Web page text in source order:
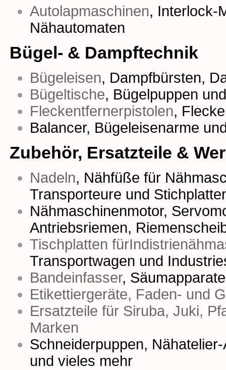
Autolapmaschinen, Interlock-
Nähautomaten
Bügel- & Dampftechnik
Bügeleisen, Dampfbürsten,
Bügeltische, Bügelpuppen
Fleckentfernerpistolen,
Balancer, Bügeleisenarme
Zubehör, Ersatzteile &
Nadeln, Nähfüße für
Transporteure und
Nähmaschinenmotor,
Antriebsriemen,
Tischplatten
Transportwagen und
Bandeinfasser, Säumapparate
Etikettiergeräte, Faden- und
Ersatzteile für Siruba, Juki,
Marken
Schneiderpuppen,
und vieles mehr